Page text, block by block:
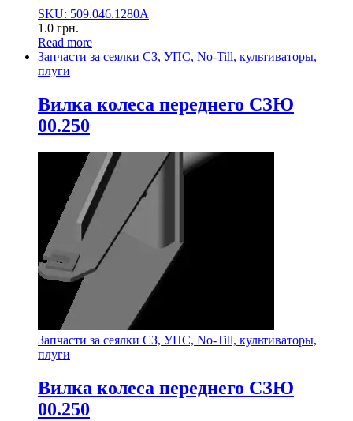
SKU: 509.046.1280А
1.0 грн.
Read more
Запчасти за сеялки СЗ, УПС, No-Till, культиваторы,
плуги
Вилка колеса переднего СЗЮ
00.250
Запчасти за сеялки СЗ, УПС, No-Till, культиваторы,
плуги
Вилка колеса переднего СЗЮ
00.250